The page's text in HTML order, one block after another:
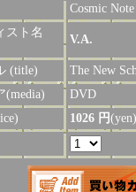
Cosmic
スト名
V.A.
(title)
The New
(media)
DVD
1026 円(yen)